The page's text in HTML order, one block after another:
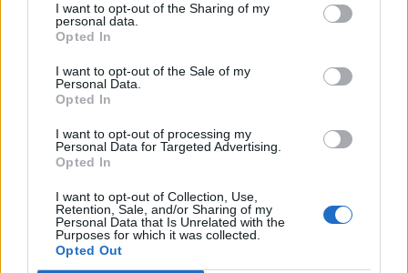
I want to opt-out of the Sharing of my
personal data.
Opted In
I want to opt-out of the Sale of my
Personal Data.
Opted In
I want to opt-out of processing my
Personal Data for Targeted Advertising.
Opted In
I want to opt-out of Collection, Use,
Retention, Sale, and/or Sharing of my
Personal Data that Is Unrelated with the
Purposes for which it was collected.
Opted Out